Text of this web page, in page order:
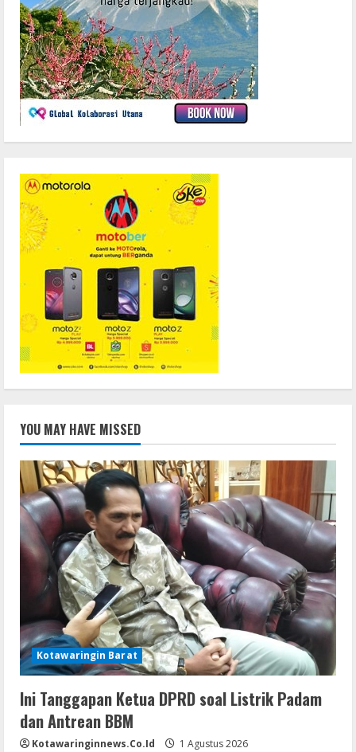
YOU MAY HAVE MISSED
Kotawaringin Barat
Ini Tanggapan Ketua DPRD soal Listrik Padam
dan Antrean BBM
Kotawaringinnews.co.id 1 Agustus 2026